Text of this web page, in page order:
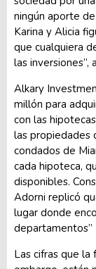
ningún aporte
Karina y Alicia
que cualquiera
las inversiones”,
Alkary
millón para
con las
las propiedades
condados de
cada hipoteca,
disponibles.
Adorni replicó
lugar donde
departamentos”
Las cifras que la